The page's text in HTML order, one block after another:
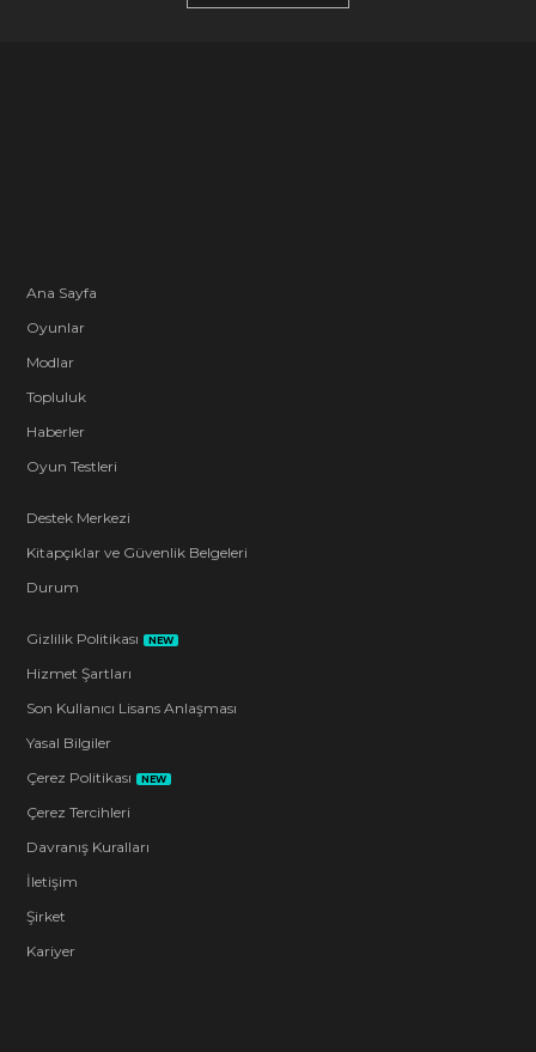
Ana Sayfa
Oyunlar
Modlar
Topluluk
Haberler
Oyun Testleri
Destek Merkezi
Kitapçıklar ve Güvenlik Belgeleri
Durum
Gizlilik Politikası NEW
Hizmet Şartları
Son Kullanıcı Lisans Anlaşması
Yasal Bilgiler
Çerez Politikası
NEW
Çerez Tercihleri
Davranış Kuralları
İletişim
Şirket
Kariyer